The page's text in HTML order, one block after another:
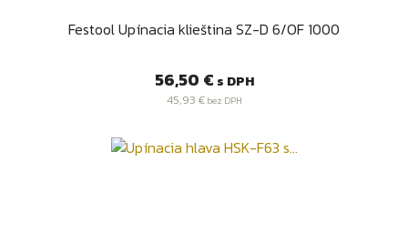
Festool Upínacia klieština SZ-D 6/OF 1000
Cena
56,50 € s DPH
45,93 €bez DPH